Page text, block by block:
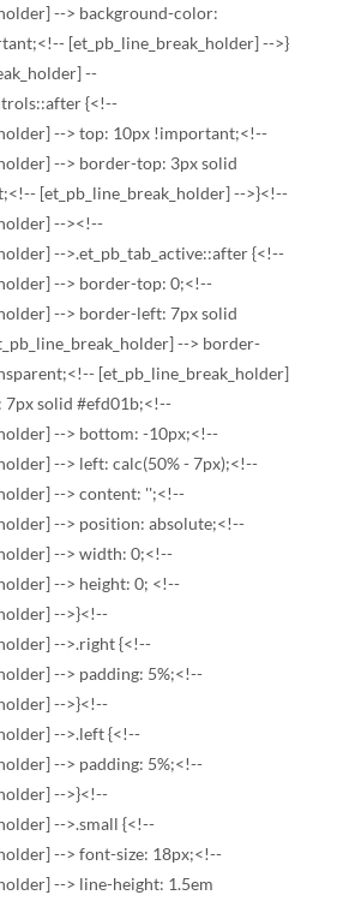
--> background-color:
[et_pb_line_break_holder] -->}
--
{<!--
--> top: 10px !important;<!--
--> border-top: 3px solid
[et_pb_line_break_holder] -->}<!--
--><!--
-->.et_pb_tab_active::after {<!--
--> border-top: 0;<!--
--> border-left: 7px solid
--> border-
[et_pb_line_break_holder]
solid #efd01b;<!--
--> bottom: -10px;<!--
--> left: calc(50% - 7px);<!--
--> content: '';<!--
--> position: absolute;<!--
--> width: 0;<!--
--> height: 0; <!--
-->}<!--
-->.right {<!--
--> padding: 5%;<!--
-->}<!--
-->.left {<!--
--> padding: 5%;<!--
-->}<!--
-->.small {<!--
--> font-size: 18px;<!--
--> line-height: 1.5em